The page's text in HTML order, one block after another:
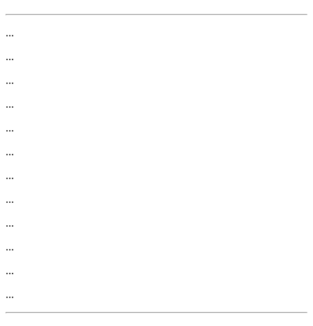
...
...
...
...
...
...
...
...
...
...
...
...